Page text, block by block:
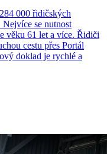
000 řidičských
se nutnost
věku 61 let a více. Řidiči
cestu přes Portál
doklad je rychlé a